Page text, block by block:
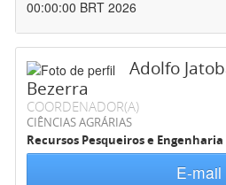
00:00:00 BRT 2026
Adolfo
Bezerra
COORDENADOR(A)
CIÊNCIAS AGRÁRIAS
Recursos Pesqueiros e Engenharia
E-mail